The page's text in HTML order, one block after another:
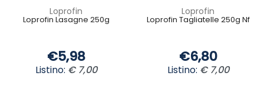
Loprofin
Loprofin Lasagne 250g
€5,98
Listino: € 7,00
Loprofin
Loprofin Tagliatelle 250g Nf
€6,80
Listino: € 7,00